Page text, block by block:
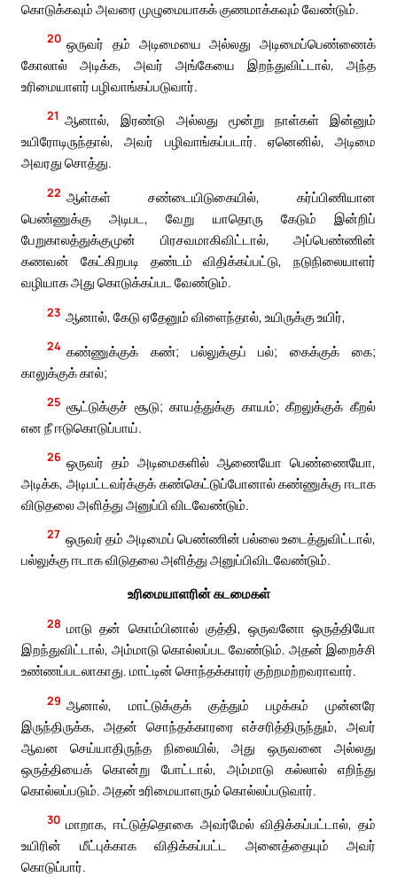
கொடுக்கவும் அவரை முழுமையாகக் குணமாக்கவும் வேண்டும்.
20 ஒருவர் தம் அடிமையை அல்லது அடிமைப்பெண்ணைக்
கோலால் அடிக்க, அவர் அங்கேயை இறந்துவிட்டால், அந்த
உரிமையாளர் பழிவாங்கப்படுவார்.
21 ஆனால், இரண்டு அல்லது மூன்று நாள்கள் இன்னும்
உயிரோடிருந்தால், அவர் பழிவாங்கப்படார். ஏனெனில், அடிமை
அவரது சொத்து.
22 ஆள்கள் சண்டையிடுகையில், கர்ப்பிணியான
பெண்ணுக்கு அடிபட, வேறு யாதொரு கேடும் இன்றிப்
பேறுகாலத்துக்குமுன் பிரசவமாகிவிட்டால், அப்பெண்ணின்
கணவன் கேட்கிறபடி தண்டம் விதிக்கப்பட்டு, நடுநிலையாளர்
வழியாக அது கொடுக்கப்பட வேண்டும்.
23 ஆனால், கேடு ஏதேனும் விளைந்தால், உயிருக்கு உயிர்,
24 கண்ணுக்குக் கண்; பல்லுக்குப் பல்; கைக்குக் கை;
காலுக்குக் கால்;
25 சூட்டுக்குச் சூடு; காயத்துக்கு காயம்; கீறலுக்குக் கீறல்
என நீ ஈடுகொடுப்பாய்.
26 ஒருவர் தம் அடிமைகளில் ஆணையோ பெண்ணையோ,
அடிக்க, அடிபட்டவர்க்குக் கண்கெட்டுப்போனால் கண்ணுக்கு ஈடாக
விடுதலை அளித்து அனுப்பி விடவேண்டும்.
27 ஒருவர் தம் அடிமைப் பெண்ணின் பல்லை உடைத்துவிட்டால்,
பல்லுக்கு ஈடாக விடுதலை அளித்து அனுப்பிவிடவேண்டும்.
உரிமையாளரின் கடமைகள்
28 மாடு தன் கொம்பினால் குத்தி, ஒருவனோ ஒருத்தியோ
இறந்துவிட்டால், அம்மாடு கொல்லப்பட வேண்டும். அதன் இறைச்சி
உண்ணப்படலாகாது. மாட்டின் சொந்தக்காரர் குற்றமற்றவராவார்.
29 ஆனால், மாட்டுக்குக் குத்தும் பழக்கம் முன்னரே
இருந்திருக்க, அதன் சொந்தக்காரரை எச்சரித்திருந்தும், அவர்
ஆவன செய்யாதிருந்த நிலையில், அது ஒருவனை அல்லது
ஒருத்தியைக் கொன்று போட்டால், அம்மாடு கல்லால் எறிந்து
கொல்லப்படும். அதன் உரிமையாளரும் கொல்லப்படுவார்.
30 மாறாக, ஈட்டுத்தொகை அவர்மேல் விதிக்கப்பட்டால், தம்
உயிரின் மீட்புக்காக விதிக்கப்பட்ட அனைத்தையும் அவர்
கொடுப்பார்.